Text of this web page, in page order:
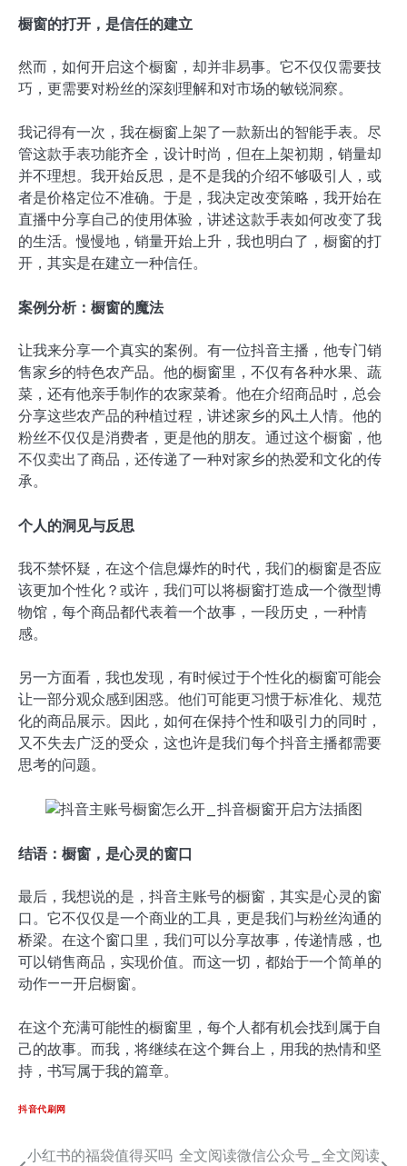
橱窗的打开，是信任的建立
然而，如何开启这个橱窗，却并非易事。它不仅仅需要技
巧，更需要对粉丝的深刻理解和对市场的敏锐洞察。
我记得有一次，我在橱窗上架了一款新出的智能手表。尽
管这款手表功能齐全，设计时尚，但在上架初期，销量却
并不理想。我开始反思，是不是我的介绍不够吸引人，或
者是价格定位不准确。于是，我决定改变策略，我开始在
直播中分享自己的使用体验，讲述这款手表如何改变了我
的生活。慢慢地，销量开始上升，我也明白了，橱窗的打
开，其实是在建立一种信任。
案例分析：橱窗的魔法
让我来分享一个真实的案例。有一位抖音主播，他专门销
售家乡的特色农产品。他的橱窗里，不仅有各种水果、蔬
菜，还有他亲手制作的农家菜肴。他在介绍商品时，总会
分享这些农产品的种植过程，讲述家乡的风土人情。他的
粉丝不仅仅是消费者，更是他的朋友。通过这个橱窗，他
不仅卖出了商品，还传递了一种对家乡的热爱和文化的传
承。
个人的洞见与反思
我不禁怀疑，在这个信息爆炸的时代，我们的橱窗是否应
该更加个性化？或许，我们可以将橱窗打造成一个微型博
物馆，每个商品都代表着一个故事，一段历史，一种情
感。
另一方面看，我也发现，有时候过于个性化的橱窗可能会
让一部分观众感到困惑。他们可能更习惯于标准化、规范
化的商品展示。因此，如何在保持个性和吸引力的同时，
又不失去广泛的受众，这也许是我们每个抖音主播都需要
思考的问题。
结语：橱窗，是心灵的窗口
最后，我想说的是，抖音主账号的橱窗，其实是心灵的窗
口。它不仅仅是一个商业的工具，更是我们与粉丝沟通的
桥梁。在这个窗口里，我们可以分享故事，传递情感，也
可以销售商品，实现价值。而这一切，都始于一个简单的
动作——开启橱窗。
在这个充满可能性的橱窗里，每个人都有机会找到属于自
己的故事。而我，将继续在这个舞台上，用我的热情和坚
持，书写属于我的篇章。
抖音代刷网
文
小红书的福袋值得买吗 全文阅读微信公众号_全文阅读